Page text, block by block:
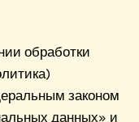
обработки
законом
данных» и